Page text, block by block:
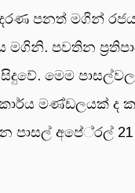
දරණ පනත් මගින්
මගිනි. පවතින
මෙම
කාර්ය මණ්ඩලයක් ද
පාසල් අපේ‍්‍රල් 21